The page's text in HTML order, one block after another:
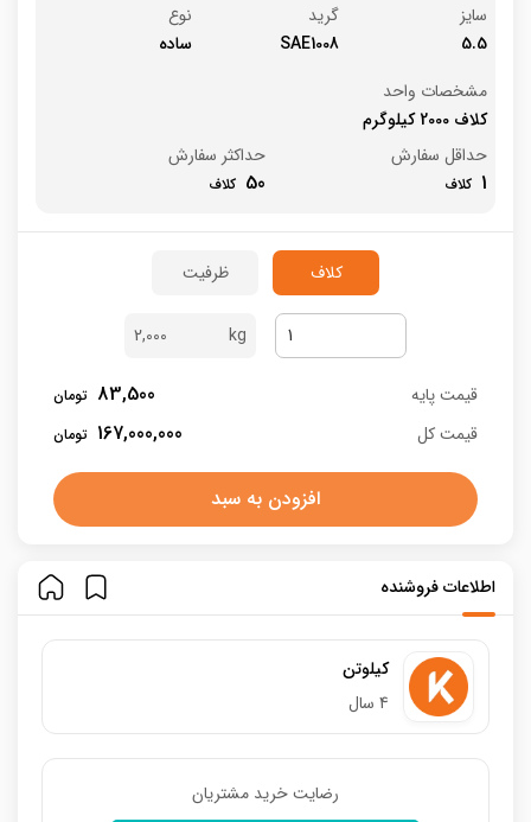
سایز
5.5
گرید
SAE1008
نوع
ساده
مشخصات واحد
کلاف 2000 کیلوگرم
حداقل سفارش
1
حداکثر سفارش
50
کلاف ظرفیت
2,000
قیمت پایه 83,500
قیمت کل 167,000,000
افزودن به سبد
اطلاعات فروشنده
کیلوتن
4 سال
رضایت خرید مشتریان